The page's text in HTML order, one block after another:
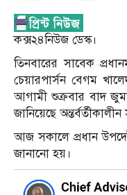
কক্স২৪নিউজ ডেস্ক।
তিনবারের সাবেক
চেয়ারপার্সন বেগম
আগামী শুক্রবার বাদ
জানিয়েছে
আজ সকালে প্রধান
জানানো হয়।